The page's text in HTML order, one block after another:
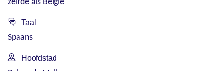
zelfde als België
Taal
Spaans
Hoofdstad